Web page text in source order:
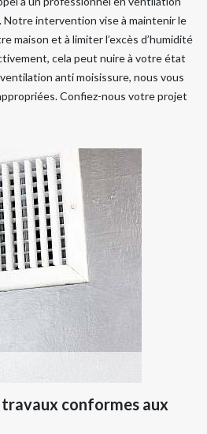
Notre intervention vise à maintenir le
maison et à limiter l’excès d’humidité
cela peut nuire à votre état
anti moisissure, nous vous
Confiez-nous votre projet
travaux conformes aux